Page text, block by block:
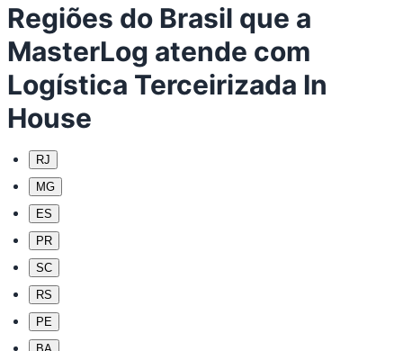
Regiões do Brasil que a
MasterLog atende com
Logística Terceirizada In
House
RJ
MG
ES
PR
SC
RS
PE